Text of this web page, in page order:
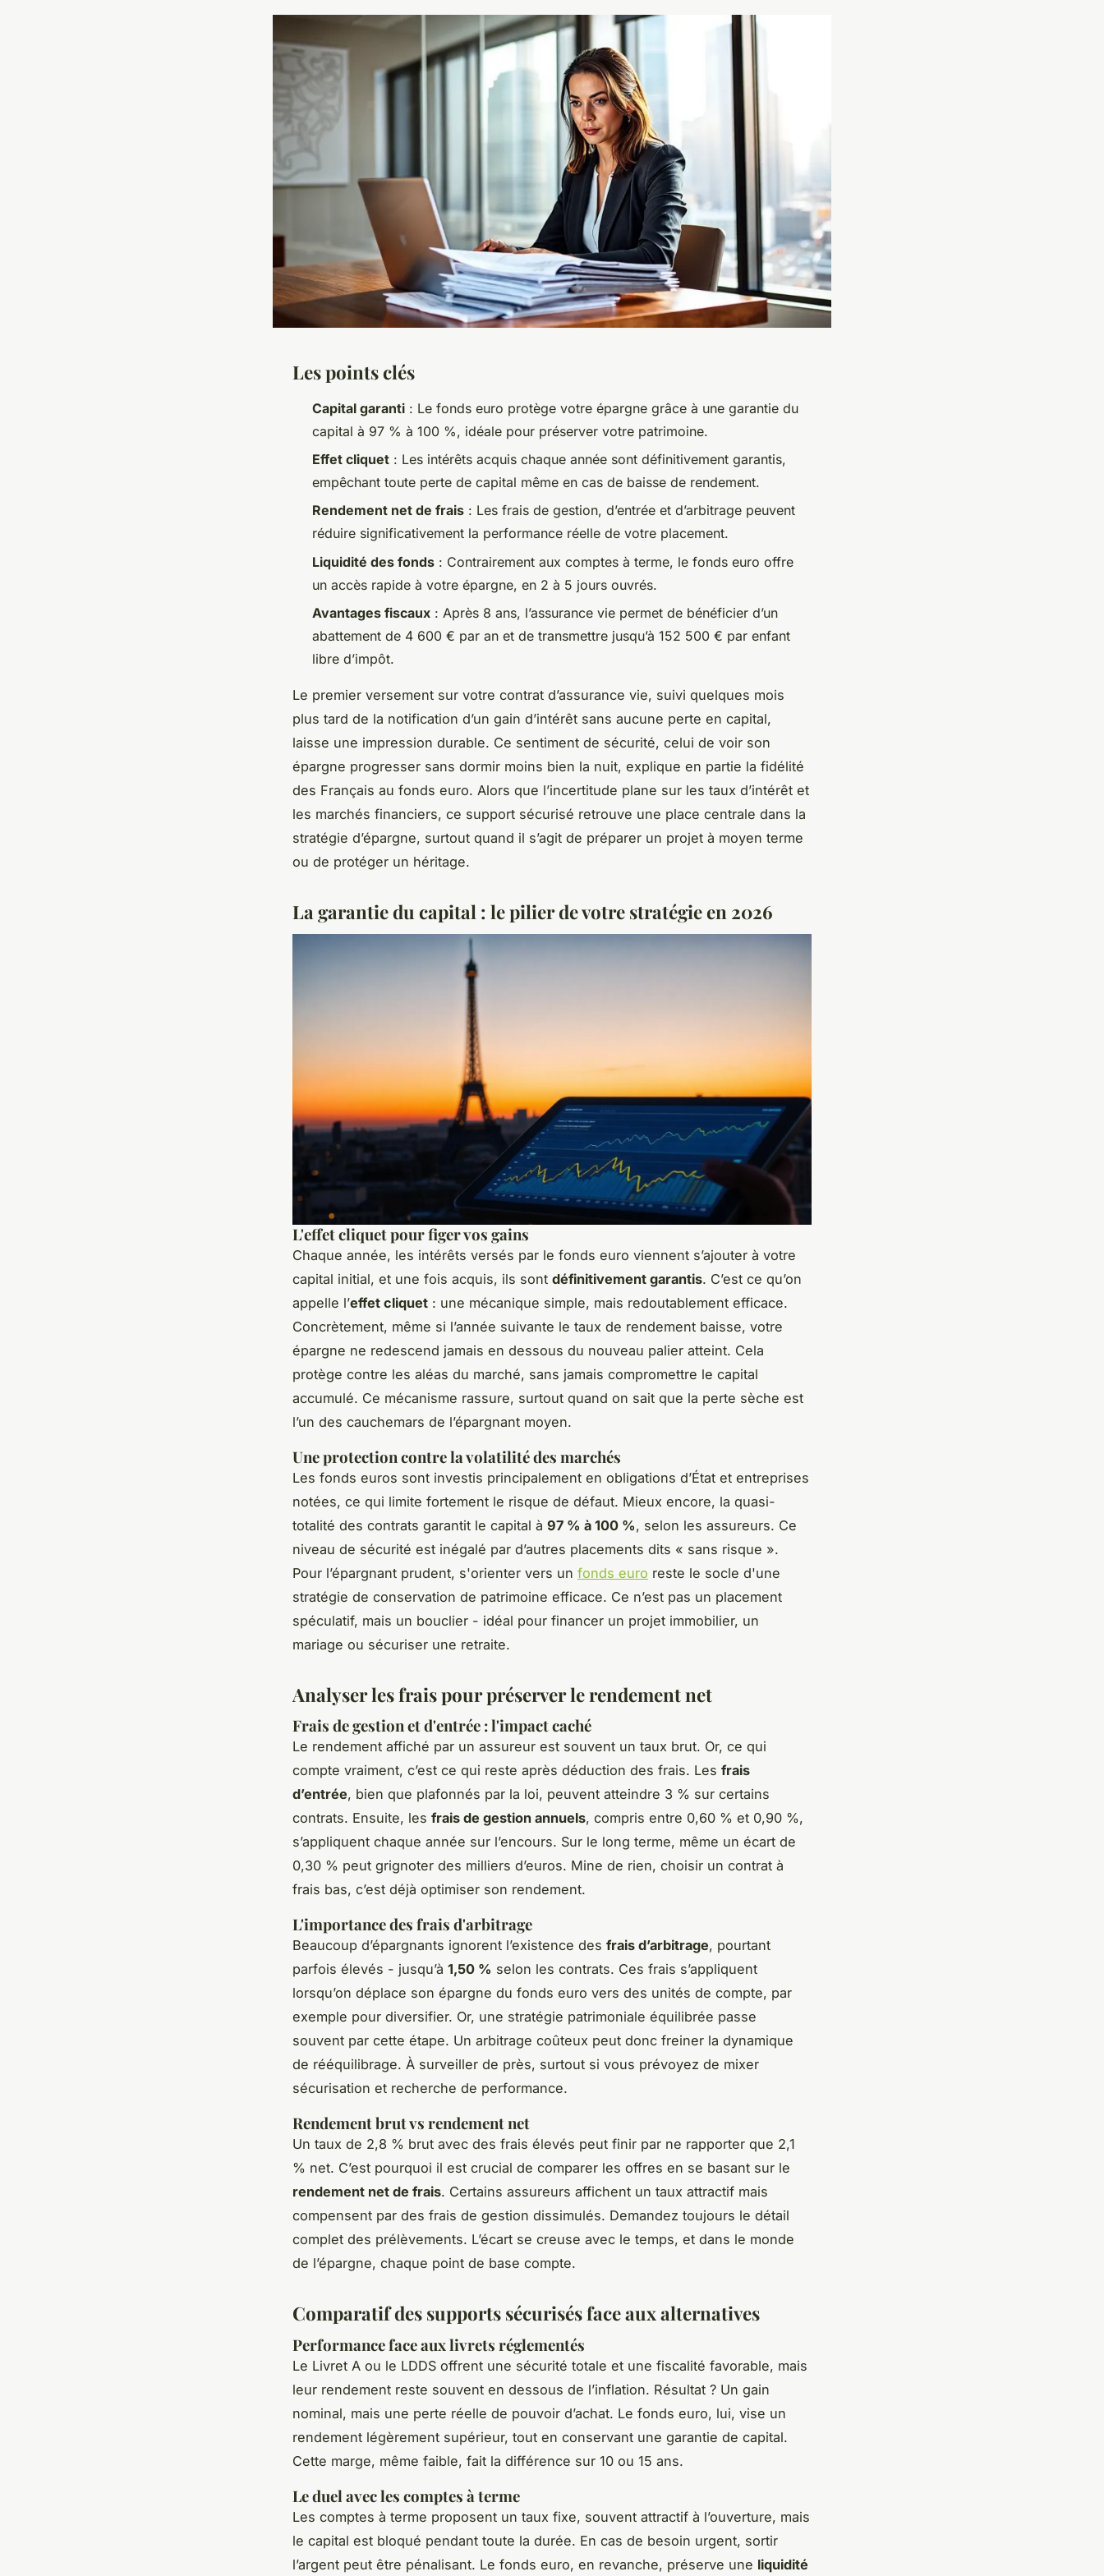
Les points clés
Capital garanti : Le fonds euro protège votre épargne grâce à une garantie du
capital à 97 % à 100 %, idéale pour préserver votre patrimoine.
Effet cliquet : Les intérêts acquis chaque année sont définitivement garantis,
empêchant toute perte de capital même en cas de baisse de rendement.
Rendement net de frais : Les frais de gestion, d’entrée et d’arbitrage peuvent
réduire significativement la performance réelle de votre placement.
Liquidité des fonds : Contrairement aux comptes à terme, le fonds euro offre
un accès rapide à votre épargne, en 2 à 5 jours ouvrés.
Avantages fiscaux : Après 8 ans, l’assurance vie permet de bénéficier d’un
abattement de 4 600 € par an et de transmettre jusqu’à 152 500 € par enfant
libre d’impôt.
Le premier versement sur votre contrat d’assurance vie, suivi quelques mois
plus tard de la notification d’un gain d’intérêt sans aucune perte en capital,
laisse une impression durable. Ce sentiment de sécurité, celui de voir son
épargne progresser sans dormir moins bien la nuit, explique en partie la fidélité
des Français au fonds euro. Alors que l’incertitude plane sur les taux d’intérêt et
les marchés financiers, ce support sécurisé retrouve une place centrale dans la
stratégie d’épargne, surtout quand il s’agit de préparer un projet à moyen terme
ou de protéger un héritage.
La garantie du capital : le pilier de votre stratégie en 2026
L'effet cliquet pour figer vos gains
Chaque année, les intérêts versés par le fonds euro viennent s’ajouter à votre
capital initial, et une fois acquis, ils sont définitivement garantis. C’est ce qu’on
appelle l’effet cliquet : une mécanique simple, mais redoutablement efficace.
Concrètement, même si l’année suivante le taux de rendement baisse, votre
épargne ne redescend jamais en dessous du nouveau palier atteint. Cela
protège contre les aléas du marché, sans jamais compromettre le capital
accumulé. Ce mécanisme rassure, surtout quand on sait que la perte sèche est
l’un des cauchemars de l’épargnant moyen.
Une protection contre la volatilité des marchés
Les fonds euros sont investis principalement en obligations d’État et entreprises
notées, ce qui limite fortement le risque de défaut. Mieux encore, la quasi-
totalité des contrats garantit le capital à 97 % à 100 %, selon les assureurs. Ce
niveau de sécurité est inégalé par d’autres placements dits « sans risque ».
Pour l’épargnant prudent, s'orienter vers un fonds euro reste le socle d'une
stratégie de conservation de patrimoine efficace. Ce n’est pas un placement
spéculatif, mais un bouclier - idéal pour financer un projet immobilier, un
mariage ou sécuriser une retraite.
Analyser les frais pour préserver le rendement net
Frais de gestion et d'entrée : l'impact caché
Le rendement affiché par un assureur est souvent un taux brut. Or, ce qui
compte vraiment, c’est ce qui reste après déduction des frais. Les frais
d’entrée, bien que plafonnés par la loi, peuvent atteindre 3 % sur certains
contrats. Ensuite, les frais de gestion annuels, compris entre 0,60 % et 0,90 %,
s’appliquent chaque année sur l’encours. Sur le long terme, même un écart de
0,30 % peut grignoter des milliers d’euros. Mine de rien, choisir un contrat à
frais bas, c’est déjà optimiser son rendement.
L'importance des frais d'arbitrage
Beaucoup d’épargnants ignorent l’existence des frais d’arbitrage, pourtant
parfois élevés - jusqu’à 1,50 % selon les contrats. Ces frais s’appliquent
lorsqu’on déplace son épargne du fonds euro vers des unités de compte, par
exemple pour diversifier. Or, une stratégie patrimoniale équilibrée passe
souvent par cette étape. Un arbitrage coûteux peut donc freiner la dynamique
de rééquilibrage. À surveiller de près, surtout si vous prévoyez de mixer
sécurisation et recherche de performance.
Rendement brut vs rendement net
Un taux de 2,8 % brut avec des frais élevés peut finir par ne rapporter que 2,1
% net. C’est pourquoi il est crucial de comparer les offres en se basant sur le
rendement net de frais. Certains assureurs affichent un taux attractif mais
compensent par des frais de gestion dissimulés. Demandez toujours le détail
complet des prélèvements. L’écart se creuse avec le temps, et dans le monde
de l’épargne, chaque point de base compte.
Comparatif des supports sécurisés face aux alternatives
Performance face aux livrets réglementés
Le Livret A ou le LDDS offrent une sécurité totale et une fiscalité favorable, mais
leur rendement reste souvent en dessous de l’inflation. Résultat ? Un gain
nominal, mais une perte réelle de pouvoir d’achat. Le fonds euro, lui, vise un
rendement légèrement supérieur, tout en conservant une garantie de capital.
Cette marge, même faible, fait la différence sur 10 ou 15 ans.
Le duel avec les comptes à terme
Les comptes à terme proposent un taux fixe, souvent attractif à l’ouverture, mais
le capital est bloqué pendant toute la durée. En cas de besoin urgent, sortir
l’argent peut être pénalisant. Le fonds euro, en revanche, préserve une liquidité